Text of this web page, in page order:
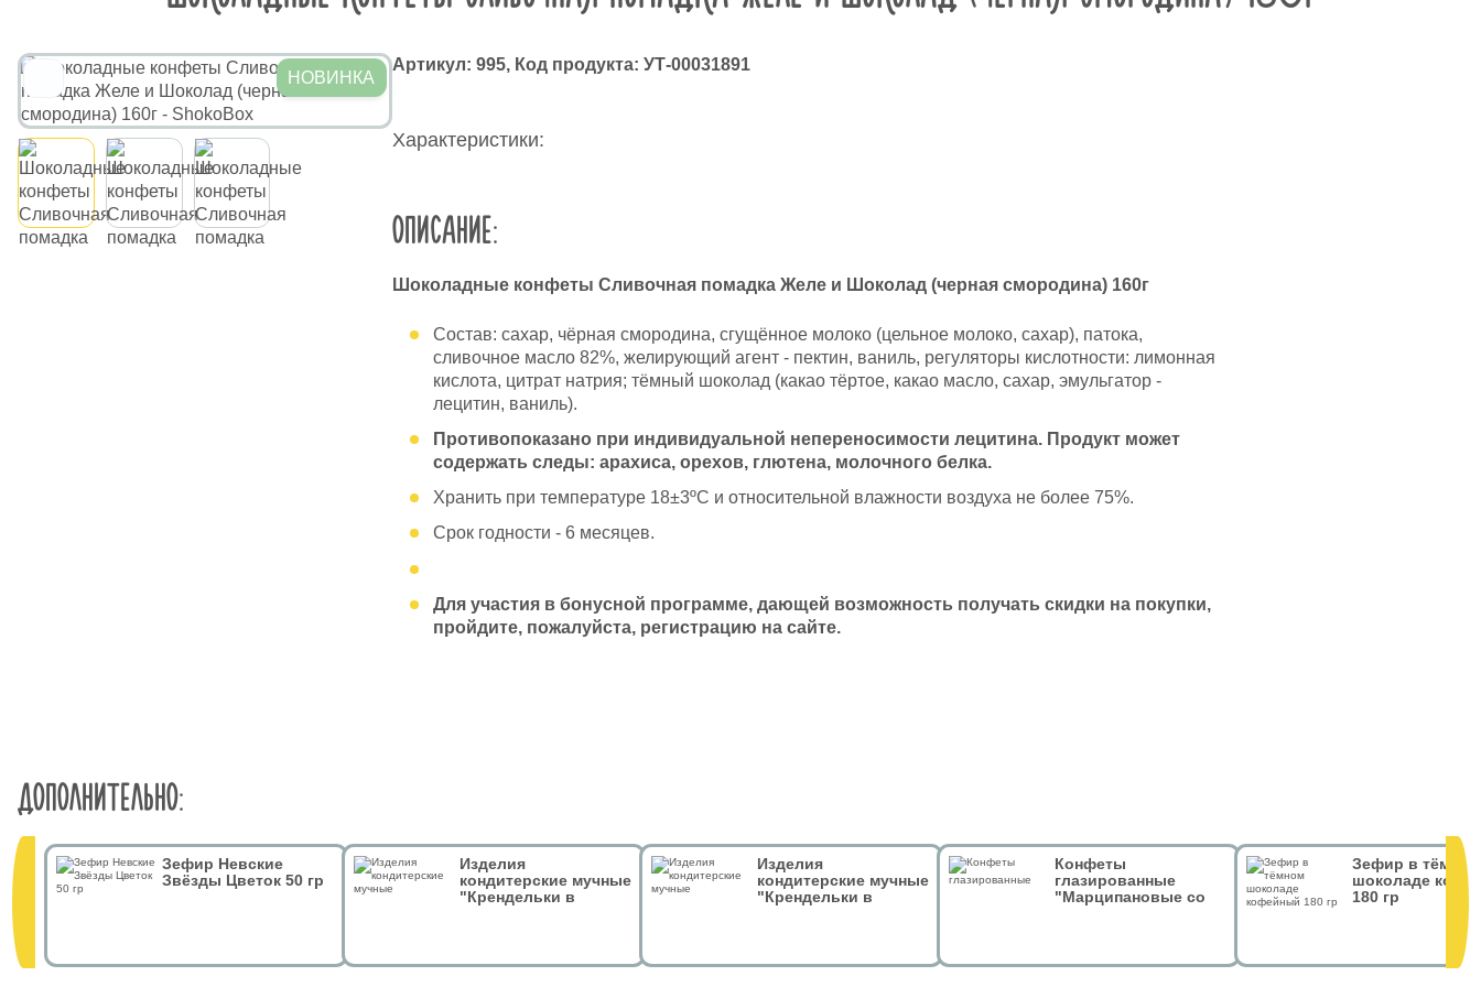
НОВИНКА
Артикул: 995, Код продукта: УТ-00031891
Характеристики:
ОПИСАНИЕ:
Шоколадные конфеты Сливочная помадка Желе и Шоколад (черная смородина) 160г
Состав: сахар, чёрная смородина, сгущённое молоко (цельное молоко, сахар), патока,
сливочное масло 82%, желирующий агент - пектин, ваниль, регуляторы кислотности: лимонная
кислота, цитрат натрия; тёмный шоколад (какао тёртое, какао масло, сахар, эмульгатор -
лецитин, ваниль).
Противопоказано при индивидуальной непереносимости лецитина. Продукт может
содержать следы: арахиса, орехов, глютена, молочного белка.
Хранить при температуре 18±3ºС и относительной влажности воздуха не более 75%.
Срок годности - 6 месяцев.
Для участия в бонусной программе, дающей возможность получать скидки на покупки,
пройдите, пожалуйста, регистрацию на сайте.
ДОПОЛНИТЕЛЬНО:
Зефир Невские
Звёзды Цветок 50 гр
Изделия
кондитерские мучные
"Крендельки в
Изделия
кондитерские мучные
"Крендельки в
Конфеты
глазированные
"Марципановые со
Зефир в тёмном
шоколаде
180 гр